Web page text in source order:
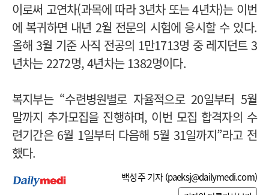
이로써 고연차(과목에 따라 3년차 또는 4년차)는 이번
에 복귀하면 내년 2월 전문의 시험에 응시할 수 있다.
올해 3월 기준 사직 전공의 1만1713명 중 레지던트 3
년차는 2272명, 4년차는 1382명이다.
복지부는 “수련병원별로 자율적으로 20일부터 5월
말까지 추가모집을 진행하며, 이번 모집 합격자의 수
련기간은 6월 1일부터 다음해 5월 31일까지”라고 전
했다.
백성주 기자 (paeksj@dailymedi.com)